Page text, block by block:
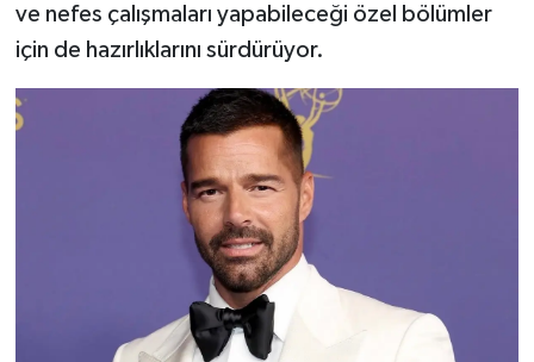
ve nefes çalışmaları yapabileceği özel bölümler
için de hazırlıklarını sürdürüyor.